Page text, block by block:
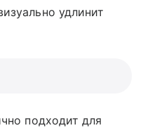
удлинит
подходит для